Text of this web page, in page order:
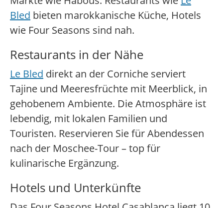
Bled bieten marokkanische Küche, Hotels
wie Four Seasons sind nah.
Restaurants in der Nähe
Le Bled direkt an der Corniche serviert
Tajine und Meeresfrüchte mit Meerblick, in
gehobenem Ambiente. Die Atmosphäre ist
lebendig, mit lokalen Familien und
Touristen. Reservieren Sie für Abendessen
nach der Moschee-Tour – top für
kulinarische Ergänzung.
Hotels und Unterkünfte